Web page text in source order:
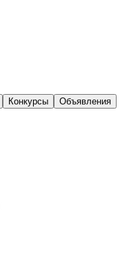
Конкурсы
Объявления